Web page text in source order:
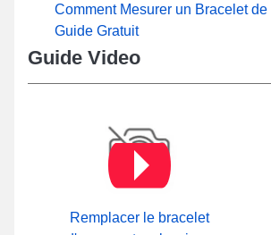
Comment Mesurer un Bracelet de
Guide Gratuit
Guide Video
Remplacer le bracelet